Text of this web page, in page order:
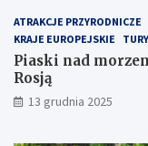
e
m
i
e
j
s
o
s
j
ą
ATRAKCJE PRZYRODNICZE
KRAJE EUROPEJSKIE
Piaski nad
Rosją
13 grudnia 2025